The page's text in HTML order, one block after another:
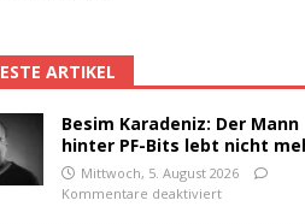
ARTIKEL
Besim Karadeniz: Der Mann
hinter PF-Bits lebt nicht
Mittwoch, 5. August 2026
Kommentare deaktiviert